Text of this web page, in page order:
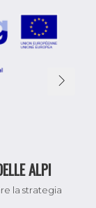
ALPI
la strategia